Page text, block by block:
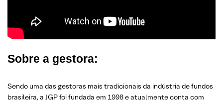
Sobre a gestora:
Sendo uma das gestoras mais tradicionais da indústria de fundos
brasileira, a JGP foi fundada em 1998 e atualmente conta com